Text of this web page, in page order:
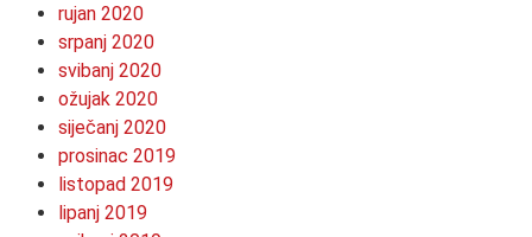
rujan 2020
srpanj 2020
svibanj 2020
ožujak 2020
siječanj 2020
prosinac 2019
listopad 2019
lipanj 2019